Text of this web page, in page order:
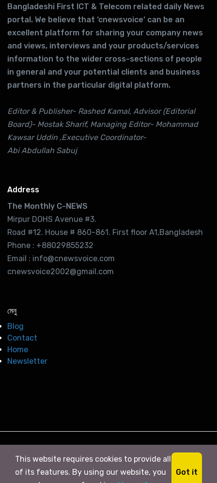
Bangladeshi First ICT & Telecom related daily News
portal. We believe that ‘cnewsvoice’ can be an
excellent platform for sharing your company news
and views, interviews and your products/services
information to the wider cross-sections of people
in general and your potential clients and business
partners in the particular digital platform.
Editor & Publisher- Rashed Kamal, Advisor (Editorial
Board)- Mostak Sharif, Managing Editor- Mohammad
Kawsar Uddin ,Executive Coordinator-
Abi Abdullah Sabuj
Address
The Monthly C-NEWS
Mirpur DOHS Avenue #3.
Road #12. House # 860-861. First floor A1,Bangladesh
Phone : +88029855232
Email : info@cnewsvoice.com
cnewsvoice2002@gmail.com
মেনু
Blog
Contact
Home
Newsletter
© 2026 সি নিউজ . All right Reserved
This website requires cookies to provide all
of its features. By using our website, you
Got it